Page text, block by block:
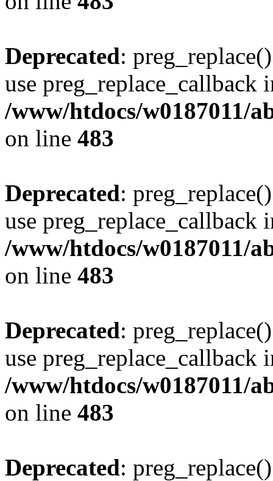
Deprecated:
use preg_replace_callback
/www/htdocs/w0187011/
on line 483
Deprecated:
use preg_replace_callback
/www/htdocs/w0187011/
on line 483
Deprecated:
use preg_replace_callback
/www/htdocs/w0187011/
on line 483
Deprecated: